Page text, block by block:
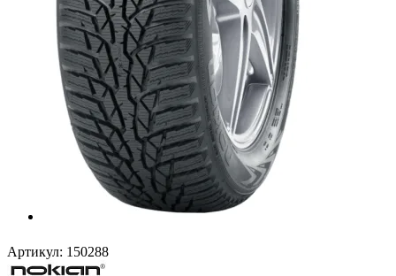
Артикул: 150288